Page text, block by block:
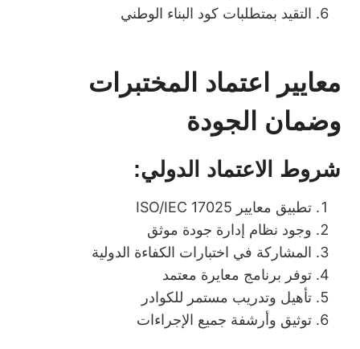
التقيد بمتطلبات كود البناء الوطني
معايير اعتماد المختبرات
وضمان الجودة
شروط الاعتماد الدولي:
تطبيق معايير ISO/IEC 17025
وجود نظام إدارة جودة موثق
المشاركة في اختبارات الكفاءة الدولية
توفر برنامج معايرة معتمد
تأهيل وتدريب مستمر للكوادر
توثيق وأرشفة جميع الإجراءات